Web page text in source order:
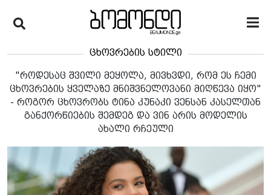
ცხოვრების სტილი
"როდესაც შვილი მეყოლა, მივხვდი, რომ ეს ჩემი
ცხოვრების ყველაზე მნიშვნელოვანი მიღწევა იყო"
- როგორ ცხოვრობს ტინა კუნაკი ვენსან კასელთან
განქორწიების შემდეგ და ვინ არის მოდელის
ახალი რჩეული